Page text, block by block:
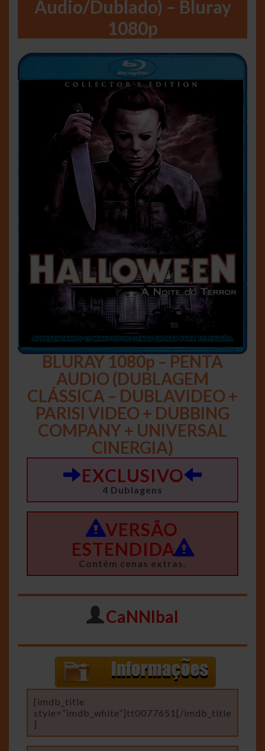
Áudio/Dublado) – Bluray
1080p
BLURAY 1080p – PENTA
AUDIO (DUBLAGEM
CLÁSSICA – DUBLAVIDEO +
PARISI VIDEO + DUBBING
COMPANY + UNIVERSAL
CINERGIA)
EXCLUSIVO
4 Dublagens
VERSÃO
ESTENDIDA
Contém cenas extras.
CaNNIbal
[imdb_title
style=”imdb_white”]tt0077651[/imdb_title
]